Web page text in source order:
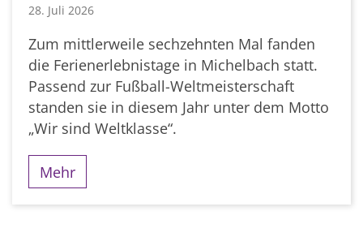
28. Juli 2026
Zum mittlerweile sechzehnten Mal fanden
die Ferienerlebnistage in Michelbach statt.
Passend zur Fußball-Weltmeisterschaft
standen sie in diesem Jahr unter dem Motto
„Wir sind Weltklasse“.
Mehr